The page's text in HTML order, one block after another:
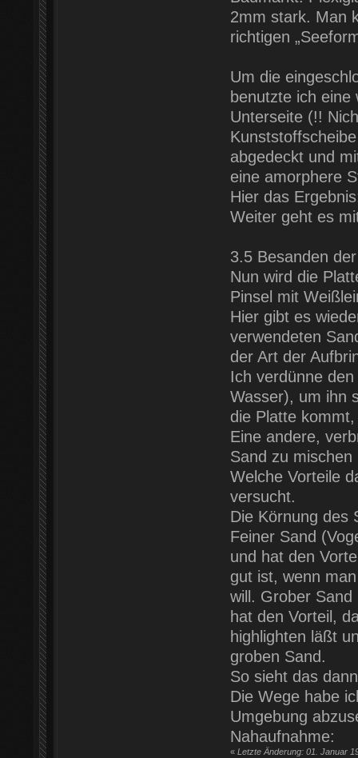
2mm stark. Man
richtigen
Um die
benutzte ich
Unterseite (!!
abgedeckt und
eine amorphere
Hier das
Weiter geht es
3.5 Besanden
Nun wird die
Pinsel mit
Hier gibt es
verwendeten
der Art der
Ich verdünne
Wasser), um ihn
die Platte
Eine andere,
Sand zu
Welche Vorteile
versucht.
Die Körnung des
Feiner Sand
und hat den
gut ist, wenn
will. Grober
hat den Vorteil,
highlighten läßt
groben Sand.
So sieht das
Die Wege habe
Umgebung
Nahaufnahme:
« Letzte Änderung: 01. Januar